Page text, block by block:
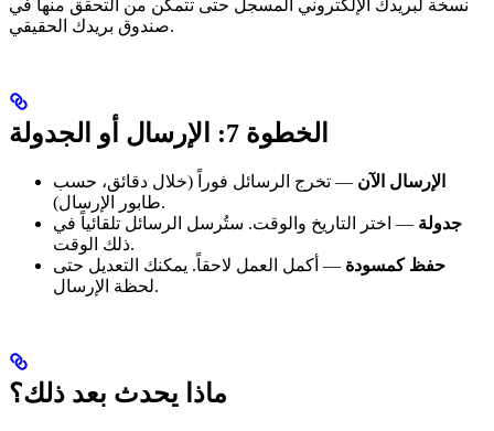
نسخة لبريدك الإلكتروني المسجل حتى تتمكن من التحقق منها في
صندوق بريدك الحقيقي.
الخطوة 7: الإرسال أو الجدولة
الإرسال الآن — تخرج الرسائل فوراً (خلال دقائق، حسب
طابور الإرسال).
جدولة — اختر التاريخ والوقت. ستُرسل الرسائل تلقائياً في
ذلك الوقت.
حفظ كمسودة — أكمل العمل لاحقاً. يمكنك التعديل حتى
لحظة الإرسال.
ماذا يحدث بعد ذلك؟